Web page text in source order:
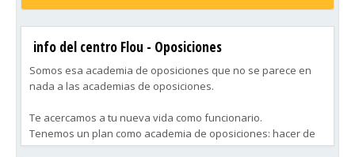
info del centro Flou - Oposiciones
Somos esa academia de oposiciones que no se parece en
nada a las academias de oposiciones.
Te acercamos a tu nueva vida como funcionario.
Tenemos un plan como academia de oposiciones: hacer de
este recorrido algo distinto, para que llegues a la meta mejor